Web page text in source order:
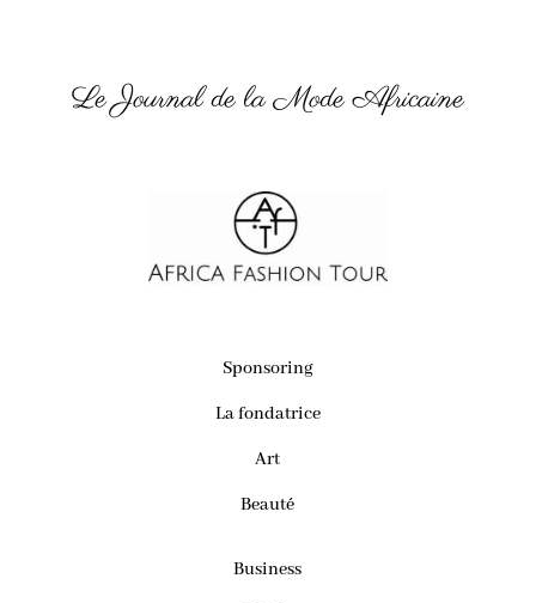
Le Journal de la Mode Africaine
Sponsoring
La fondatrice
Art
Beauté
Business